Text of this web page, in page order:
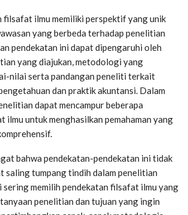
filsafat ilmu memiliki perspektif yang unik
yang berbeda terhadap penelitian
pendekatan ini dapat dipengaruhi oleh
yang diajukan, metodologi yang
nilai serta pandangan peneliti terkait
dan praktik akuntansi. Dalam
dapat mencampur beberapa
ilmu untuk menghasilkan pemahaman yang
bahwa pendekatan-pendekatan ini tidak
saling tumpang tindih dalam penelitian
memilih pendekatan filsafat ilmu yang
penelitian dan tujuan yang ingin